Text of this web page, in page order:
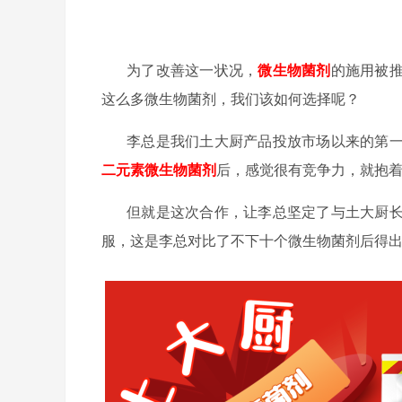
为了改善这一状况，微生物菌剂的施用被
这么多微生物菌剂，我们该如何选择呢？
李总是我们土大厨产品投放市场以来的第
二元素微生物菌剂后，感觉很有竞争力，就抱
但就是这次合作，让李总坚定了与土大厨
服，这是李总对比了不下十个微生物菌剂后得